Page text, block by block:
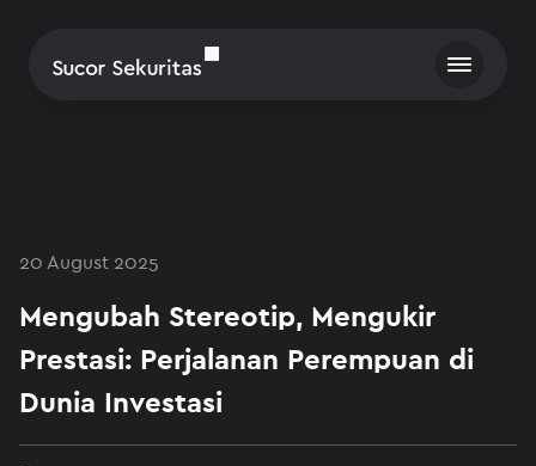
20 August 2025
Mengubah Stereotip, Mengukir
Prestasi: Perjalanan Perempuan di
Dunia Investasi